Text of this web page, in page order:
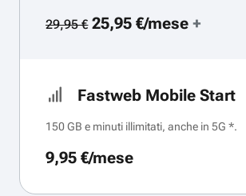
29,95 €25,95 €/mese+
Fastweb Mobile Start
150 GB e minuti illimitati, anche in 5G *.
9,95 €/mese